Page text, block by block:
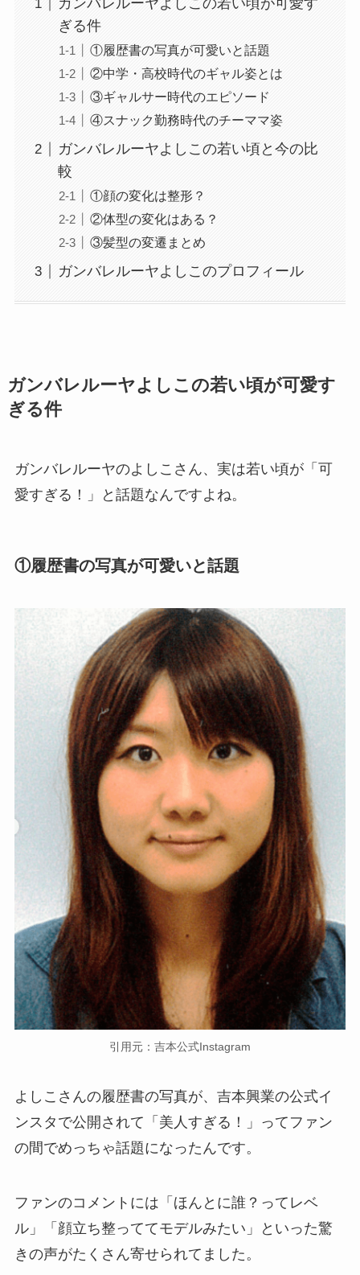
ガンバレルーヤよしこの若い頃が可愛す
ぎる件
①履歴書の写真が可愛いと話題
②中学・高校時代のギャル姿とは
③ギャルサー時代のエピソード
④スナック勤務時代のチーママ姿
ガンバレルーヤよしこの若い頃と今の比
較
①顔の変化は整形？
②体型の変化はある？
③髪型の変遷まとめ
ガンバレルーヤよしこのプロフィール
ガンバレルーヤよしこの若い頃が可愛す
ぎる件
ガンバレルーヤのよしこさん、実は若い頃が「可
愛すぎる！」と話題なんですよね。
①履歴書の写真が可愛いと話題
引用元：吉本公式Instagram
よしこさんの履歴書の写真が、吉本興業の公式イ
ンスタで公開されて「美人すぎる！」ってファン
の間でめっちゃ話題になったんです。
ファンのコメントには「ほんとに誰？ってレベ
ル」「顔立ち整っててモデルみたい」といった驚
きの声がたくさん寄せられてました。